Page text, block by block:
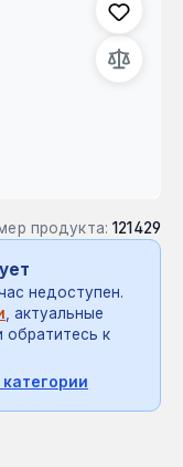
продукта: 121429
недоступен.
, актуальные
обратитесь к